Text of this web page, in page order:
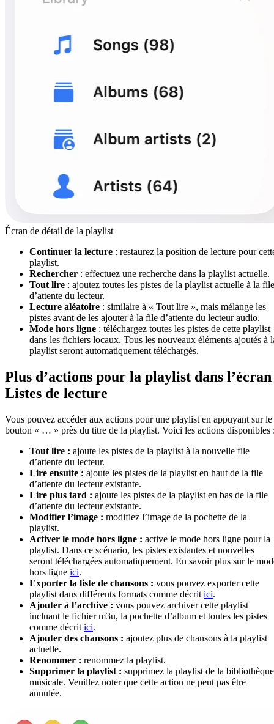
Écran de détail de la playlist
Continuer la lecture : restaurez la position de lecture pour
playlist.
Rechercher : effectuez une recherche dans la playlist actuelle.
Tout lire : ajoutez toutes les pistes de la playlist actuelle à la file
d’attente du lecteur.
Lecture aléatoire : similaire à « Tout lire », mais mélange les
pistes avant de les ajouter à la file d’attente du lecteur audio.
Mode hors ligne : téléchargez toutes les pistes de cette playlist
dans les fichiers locaux. Tous les nouveaux éléments ajoutés à
playlist seront automatiquement téléchargés.
Plus d’actions pour la playlist dans l’écran
Listes de lecture
Vous pouvez accéder aux actions pour une playlist en appuyant sur le
bouton « … » près du titre de la playlist. Voici les actions disponibles
Tout lire : ajoute les pistes de la playlist à la nouvelle file
d’attente du lecteur.
Lire ensuite : ajoute les pistes de la playlist en haut de la file
d’attente du lecteur existante.
Lire plus tard : ajoute les pistes de la playlist en bas de la file
d’attente du lecteur existante.
Modifier l’image : modifiez l’image de la pochette de la
playlist.
Activer le mode hors ligne : active le mode hors ligne pour la
playlist. Dans ce scénario, les pistes existantes et nouvelles
seront téléchargées automatiquement. En savoir plus sur le
hors ligne ici.
Exporter la liste de chansons : vous pouvez exporter cette
playlist dans différents formats comme décrit ici.
Ajouter à l’archive : vous pouvez archiver cette playlist
incluant le fichier m3u, la pochette d’album et toutes les pistes
comme décrit ici.
Ajouter des chansons : ajoutez plus de chansons à la playlist
actuelle.
Renommer : renommez la playlist.
Supprimer la playlist : supprimez la playlist de la bibliothèque
musicale. Veuillez noter que cette action ne peut pas être
annulée.